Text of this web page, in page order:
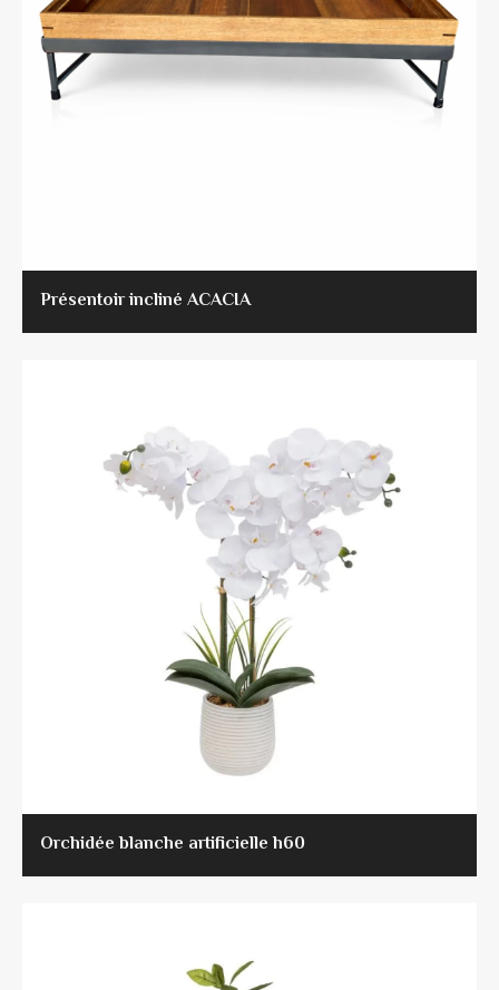
Présentoir incliné ACACIA
Orchidée blanche artificielle h60